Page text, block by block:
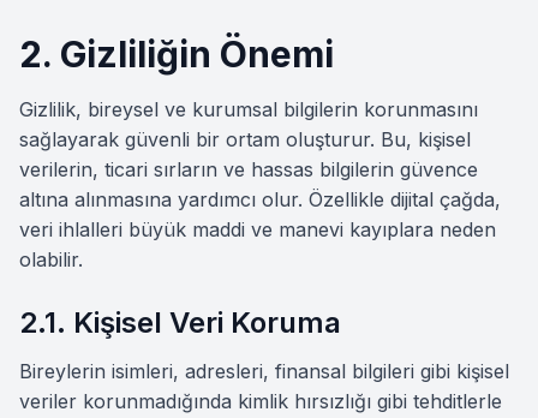
2. Gizliliğin Önemi
Gizlilik, bireysel ve kurumsal bilgilerin korunmasını
sağlayarak güvenli bir ortam oluşturur. Bu, kişisel
verilerin, ticari sırların ve hassas bilgilerin güvence
altına alınmasına yardımcı olur. Özellikle dijital çağda,
veri ihlalleri büyük maddi ve manevi kayıplara neden
olabilir.
2.1. Kişisel Veri Koruma
Bireylerin isimleri, adresleri, finansal bilgileri gibi kişisel
veriler korunmadığında kimlik hırsızlığı gibi tehditlerle